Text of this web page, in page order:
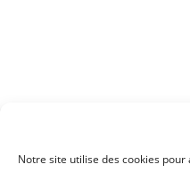
Notre site utilise des cookies